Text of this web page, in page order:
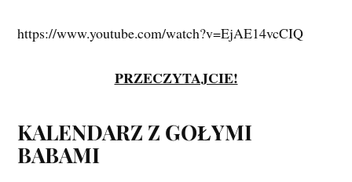
https://www.youtube.com/watch?v=EjAE14vcCIQ
PRZECZYTAJCIE!
KALENDARZ Z GOŁYMI
BABAMI